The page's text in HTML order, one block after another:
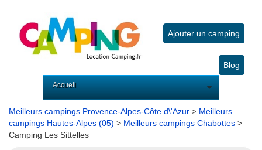
Ajouter un camping
Blog
Accueil
Meilleurs campings Provence-Alpes-Côte d\'Azur > Meilleurs
campings Hautes-Alpes (05) > Meilleurs campings Chabottes >
Camping Les Sittelles